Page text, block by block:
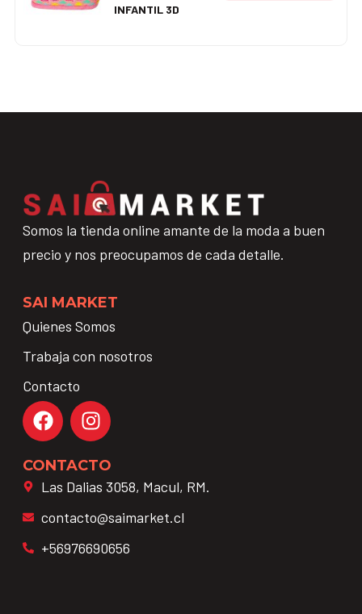
INFANTIL 3D
Somos la tienda online amante de la moda a buen
precio y nos preocupamos de cada detalle.
SAI MARKET
Quienes Somos
Trabaja con nosotros
Contacto
CONTACTO
Las Dalias 3058, Macul, RM.
contacto@saimarket.cl
+56976690656